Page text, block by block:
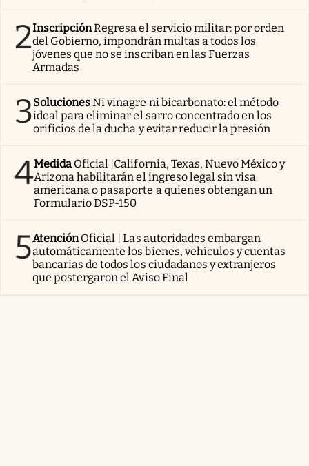
2InscripciónRegresa el servicio militar: por orden
del Gobierno, impondrán multas a todos los
jóvenes que no se inscriban en las Fuerzas
Armadas
3SolucionesNi vinagre ni bicarbonato: el método
ideal para eliminar el sarro concentrado en los
orificios de la ducha y evitar reducir la presión
4Medida Oficial |California, Texas, Nuevo México y
Arizona habilitarán el ingreso legal sin visa
americana o pasaporte a quienes obtengan un
Formulario DSP-150
5AtenciónOficial | Las autoridades embargan
automáticamente los bienes, vehículos y cuentas
bancarias de todos los ciudadanos y extranjeros
que postergaron el Aviso Final